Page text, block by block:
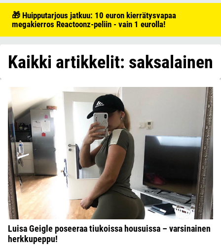
🎁 Huipputarjous jatkuu: 10 euron kierrätysvapaa
megakierros Reactoonz-peliin - vain 1 eurolla!
Kaikki artikkelit: saksalainen
Luisa Geigle poseeraa tiukoissa housuissa – varsinainen
herkkupeppu!